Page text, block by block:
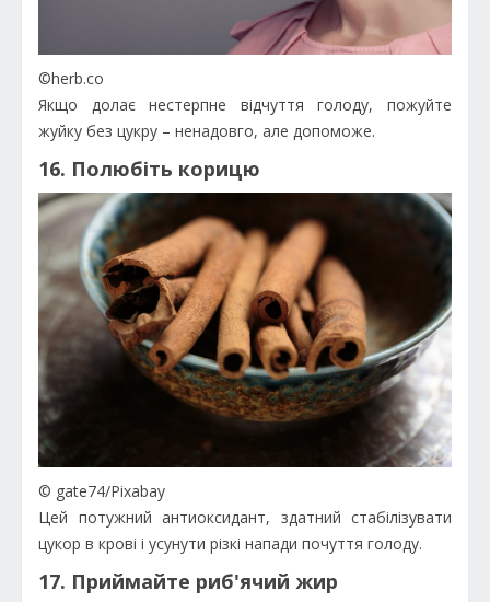
©herb.co
Якщо долає нестерпне відчуття голоду, пожуйте
жуйку без цукру – ненадовго, але допоможе.
16. Полюбіть корицю
© gate74/Pixabay
Цей потужний антиоксидант, здатний стабілізувати
цукор в крові і усунути різкі напади почуття голоду.
17. Приймайте риб'ячий жир